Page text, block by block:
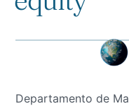
Departamento de